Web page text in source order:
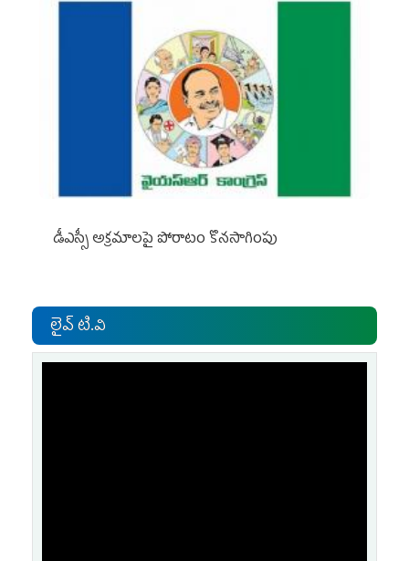
డీఎస్సీ అక్రమాలపై పోరాటం కొనసాగింపు
లైవ్ టి.వి